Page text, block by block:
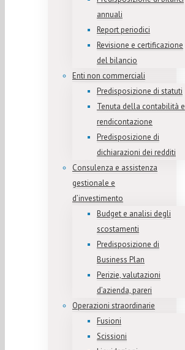
annuali
Report periodici
Revisione e certificazione
del bilancio
Enti non commerciali
Predisposizione di statuti
Tenuta della contabilità e
rendicontazione
Predisposizione di
dichiarazioni dei redditi
Consulenza e assistenza
gestionale e
d’investimento
Budget e analisi degli
scostamenti
Predisposizione di
Business Plan
Perizie, valutazioni
d’azienda, pareri
Operazioni straordinarie
Fusioni
Scissioni